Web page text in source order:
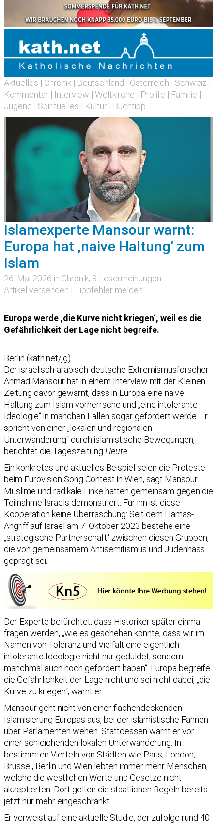
Aktuelles | Chronik | Deutschland | Österreich | Schweiz |
Kommentar | Interview | Weltkirche | Prolife | Familie |
Jugend | Spirituelles | Kultur | Buchtipp
Islamexperte Mansour warnt:
Europa hat ‚naive Haltung‘ zum
Islam
26. Mai 2026 in Chronik, 3 Lesermeinungen
Artikel versenden | Tippfehler melden
Europa werde ‚die Kurve nicht kriegen‘, weil es die
Gefährlichkeit der Lage nicht begreife.
Berlin (kath.net/jg)
Der israelisch-arabisch-deutsche Extremismusforscher
Ahmad Mansour hat in einem Interview mit der Kleinen
Zeitung davor gewarnt, dass in Europa eine naive
Haltung zum Islam vorherrsche und „eine intolerante
Ideologie“ in manchen Fällen sogar gefördert werde. Er
spricht von einer „lokalen und regionalen
Unterwanderung“ durch islamistische Bewegungen,
berichtet die Tageszeitung Heute
Ein konkretes und aktuelles Beispiel seien die Proteste
beim Eurovision Song Contest in Wien, sagt Mansour.
Muslime und radikale Linke hätten gemeinsam gegen die
Teilnahme Israels demonstriert. Für ihn ist diese
Kooperation keine Überraschung: Seit dem Hamas-
Angriff auf Israel am 7. Oktober 2023 bestehe eine
„strategische Partnerschaft“ zwischen diesen Gruppen,
die von gemeinsamem Antisemitismus und Judenhass
geprägt sei.
Der Experte befürchtet, dass Historiker später einmal
fragen werden, „wie es geschehen konnte, dass wir im
Namen von Toleranz und Vielfalt eine eigentlich
intolerante Ideologie nicht nur geduldet, sondern
manchmal auch noch gefördert haben“. Europa begreife
die Gefährlichkeit der Lage nicht und sei nicht dabei, „die
Kurve zu kriegen“, warnt er.
Mansour geht nicht von einer flächendeckenden
Islamisierung Europas aus, bei der islamistische Fahnen
über Parlamenten wehen. Stattdessen warnt er vor
einer schleichenden lokalen Unterwanderung: In
bestimmten Vierteln von Städten wie Paris, London,
Brüssel, Berlin und Wien lebten immer mehr Menschen,
welche die westlichen Werte und Gesetze nicht
akzeptierten. Dort gelten die staatlichen Regeln bereits
jetzt nur mehr eingeschränkt.
Er verweist auf eine aktuelle Studie, der zufolge rund 40